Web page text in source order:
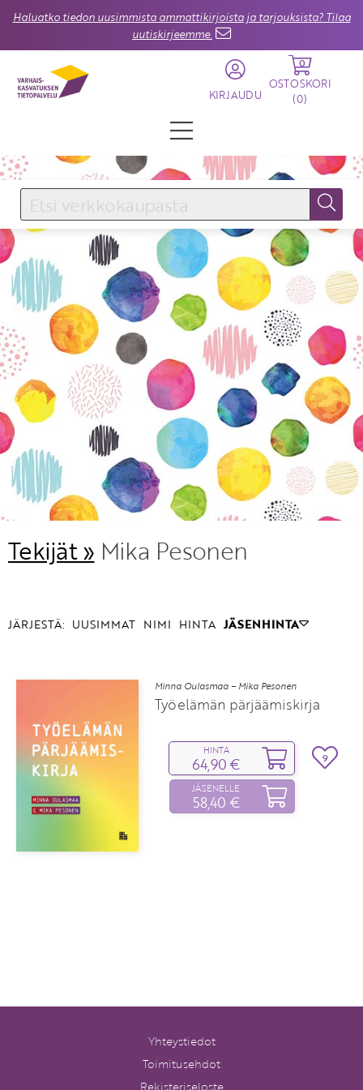
Haluatko tiedon uusimmista ammattikirjoista ja tarjouksista? Tilaa
uutiskirjeemme.
KIRJAUDU
0
OSTOSKORI
(0)
KIRJAUDU SISÄÄN
Käyttäjätunnus
Salasana
Unohtuiko salasana?
KIRJAUDU SISÄÄN
Etkö ole vielä Varhaiskasvatuksen Tietopalvelun
jäsen?
Liity tästä!
Tekijät » Mika Pesonen
JÄRJESTÄ: UUSIMMAT NIMI HINTA JÄSENHINTA
Minna Oulasmaa – Mika Pesonen
Työelämän pärjäämiskirja
HINTA
64,90 €
JÄSENELLE
58,40 €
9
Yhteystiedot
Toimitusehdot
Rekisteriseloste